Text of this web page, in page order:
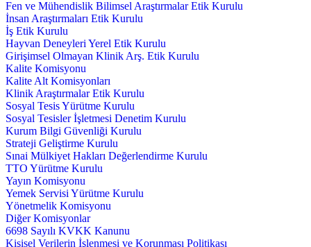
Fen ve Mühendislik Bilimsel Araştırmalar Etik Kurulu
İnsan Araştırmaları Etik Kurulu
İş Etik Kurulu
Hayvan Deneyleri Yerel Etik Kurulu
Girişimsel Olmayan Klinik Arş. Etik Kurulu
Kalite Komisyonu
Kalite Alt Komisyonları
Klinik Araştırmalar Etik Kurulu
Sosyal Tesis Yürütme Kurulu
Sosyal Tesisler İşletmesi Denetim Kurulu
Kurum Bilgi Güvenliği Kurulu
Strateji Geliştirme Kurulu
Sınai Mülkiyet Hakları Değerlendirme Kurulu
TTO Yürütme Kurulu
Yayın Komisyonu
Yemek Servisi Yürütme Kurulu
Yönetmelik Komisyonu
Diğer Komisyonlar
6698 Sayılı KVKK Kanunu
Kişisel Verilerin İşlenmesi ve Korunması Politikası